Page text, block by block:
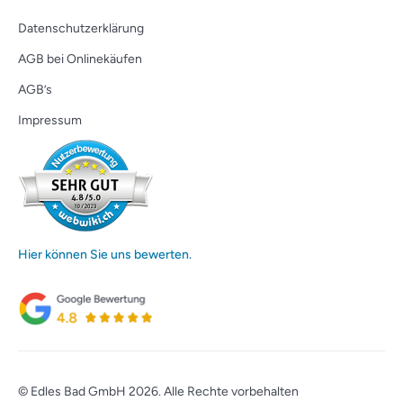
Datenschutzerklärung
AGB bei Onlinekäufen
AGB’s
Impressum
Hier können Sie uns bewerten.
© Edles Bad GmbH 2026. Alle Rechte vorbehalten